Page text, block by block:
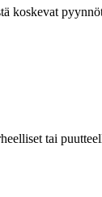
koskevat
tai